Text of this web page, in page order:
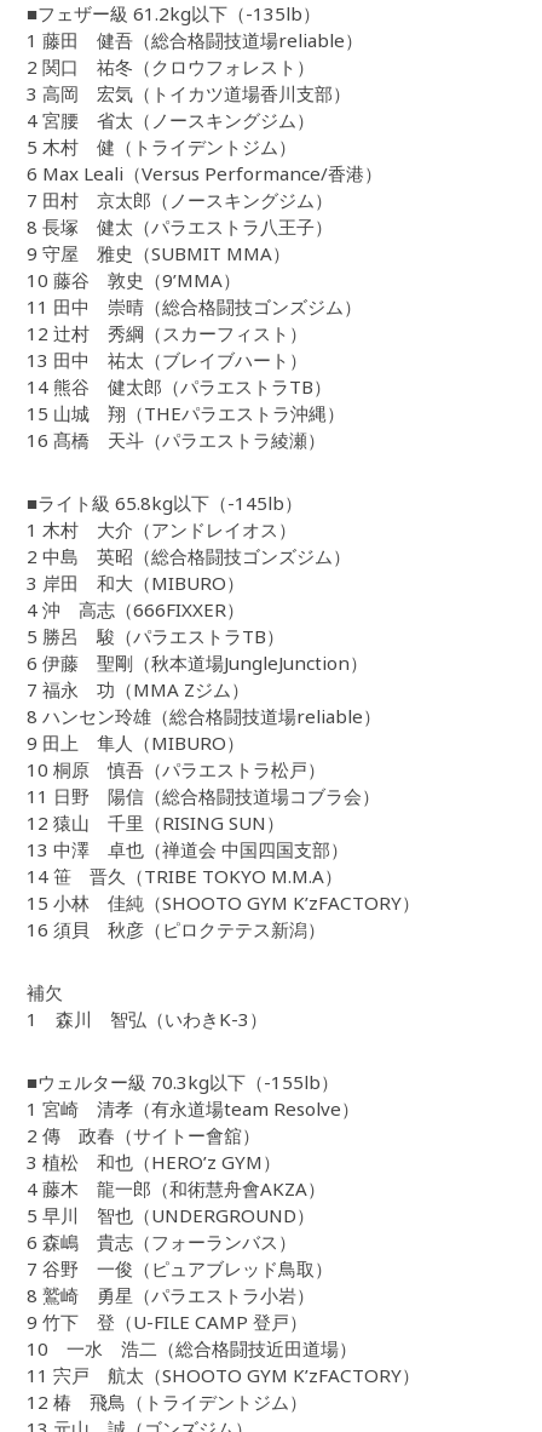
■フェザー級 61.2kg以下（-135lb）
1 藤田 健吾（総合格闘技道場reliable）
2 関口 祐冬（クロウフォレスト）
3 高岡 宏気（トイカツ道場香川支部）
4 宮腰 省太（ノースキングジム）
5 木村 健（トライデントジム）
6 Max Leali（Versus Performance/香港）
7 田村 京太郎（ノースキングジム）
8 長塚 健太（パラエストラ八王子）
9 守屋 雅史（SUBMIT MMA）
10 藤谷 敦史（9’MMA）
11 田中 崇晴（総合格闘技ゴンズジム）
12 辻村 秀綱（スカーフィスト）
13 田中 祐太（ブレイブハート）
14 熊谷 健太郎（パラエストラTB）
15 山城 翔（THEパラエストラ沖縄）
16 髙橋 天斗（パラエストラ綾瀬）
■ライト級 65.8kg以下（-145lb）
1 木村 大介（アンドレイオス）
2 中島 英昭（総合格闘技ゴンズジム）
3 岸田 和大（MIBURO）
4 沖 高志（666FIXXER）
5 勝呂 駿（パラエストラTB）
6 伊藤 聖剛（秋本道場JungleJunction）
7 福永 功（MMA Zジム）
8 ハンセン玲雄（総合格闘技道場reliable）
9 田上 隼人（MIBURO）
10 桐原 慎吾（パラエストラ松戸）
11 日野 陽信（総合格闘技道場コブラ会）
12 猿山 千里（RISING SUN）
13 中澤 卓也（禅道会 中国四国支部）
14 笹 晋久（TRIBE TOKYO M.M.A）
15 小林 佳純（SHOOTO GYM K’zFACTORY）
16 須貝 秋彦（ピロクテテス新潟）
補欠
1 森川 智弘（いわきK-3）
■ウェルター級 70.3kg以下（-155lb）
1 宮崎 清孝（有永道場team Resolve）
2 傳 政春（サイトー會舘）
3 植松 和也（HERO’z GYM）
4 藤木 龍一郎（和術慧舟會AKZA）
5 早川 智也（UNDERGROUND）
6 森嶋 貴志（フォーランバス）
7 谷野 一俊（ピュアブレッド鳥取）
8 鷲崎 勇星（パラエストラ小岩）
9 竹下 登（U-FILE CAMP 登戸）
10 一水 浩二（総合格闘技近田道場）
11 宍戸 航太（SHOOTO GYM K’zFACTORY）
12 椿 飛鳥（トライデントジム）